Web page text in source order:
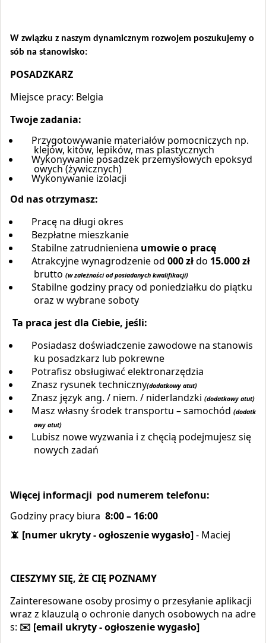
W związku z naszym dynamicznym rozwojem poszukujemy o
sób na stanowisko:
POSADZKARZ
Miejsce pracy: Belgia
Twoje zadania:
Przygotowywanie materiałów pomocniczych np.
klejów, kitów, lepików, mas plastycznych
Wykonywanie posadzek przemysłowych epoksyd
owych (żywicznych)
Wykonywanie izolacji
Od nas otrzymasz:
Pracę na długi okres
Bezpłatne mieszkanie
Stabilne zatrudnieniena umowie o pracę
Atrakcyjne wynagrodzenie od 000 złdo 15.000 zł
brutto (w zależności od posiadanych kwalifikacji)
Stabilne godziny pracy od poniedziałku do piątku
oraz w wybrane soboty
Ta praca jest dla Ciebie, jeśli:
Posiadasz doświadczenie zawodowe na stanowis
ku posadzkarz lub pokrewne
Potrafisz obsługiwać elektronarzędzia
Znasz rysunek techniczny(dodatkowy atut)
Znasz język ang. / niem. / niderlandzki (dodatkowy atut)
Masz własny środek transportu – samochód (dodatk
owy atut)
Lubisz nowe wyzwania i z chęcią podejmujesz się
nowych zadań
Więcej informacji pod numerem telefonu:
Godziny pracy biura 8:00 – 16:00
📵 [numer ukryty - ogłoszenie wygasło]- Maciej
CIESZYMY SIĘ, ŻE CIĘ POZNAMY
Zainteresowane osoby prosimy o przesyłanie aplikacji
wraz z klauzulą o ochronie danych osobowych na adre
s: ✉️ [email ukryty - ogłoszenie wygasło]